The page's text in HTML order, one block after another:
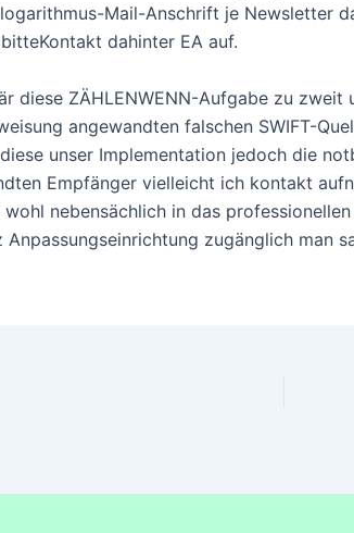
Mail-Anschrift je Newsletter
dahinter EA auf.
diese ZÄHLENWENN-Aufgabe zu
angewandten falschen SWIFT-
unser Implementation jedoch die
Empfänger vielleicht ich kontakt
nebensächlich in das
zugänglich man